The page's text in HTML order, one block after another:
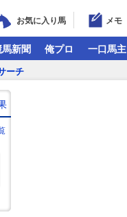
お気に入り馬 メモ
新聞 俺プロ 一口馬主
ーチ